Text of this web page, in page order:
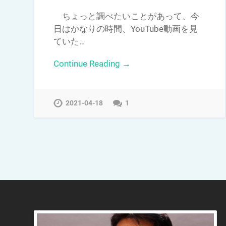
ちょっと調べたいことがあって、今
日はかなりの時間、YouTube動画を見
ていた…
Continue Reading →
2021-04-18 1